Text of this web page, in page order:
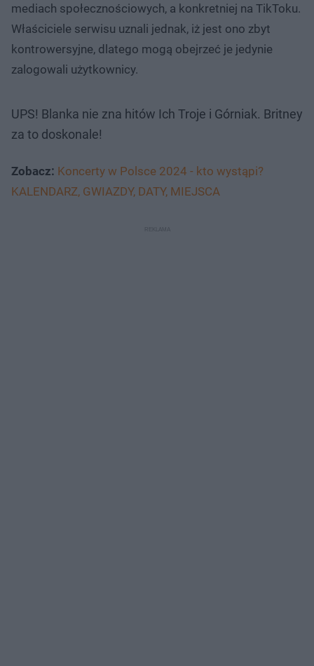
mediach społecznościowych, a konkretniej na TikToku.
Właściciele serwisu uznali jednak, iż jest ono zbyt
kontrowersyjne, dlatego mogą obejrzeć je jedynie
zalogowali użytkownicy.
UPS! Blanka nie zna hitów Ich Troje i Górniak. Britney
za to doskonale!
Zobacz: Koncerty w Polsce 2024 - kto wystąpi?
KALENDARZ, GWIAZDY, DATY, MIEJSCA